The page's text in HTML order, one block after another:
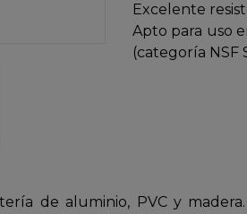
Excelente
Apto para uso
(categoría NSF
de aluminio, PVC y